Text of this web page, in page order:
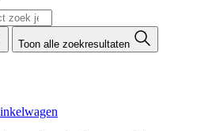
Toon alle zoekresultaten